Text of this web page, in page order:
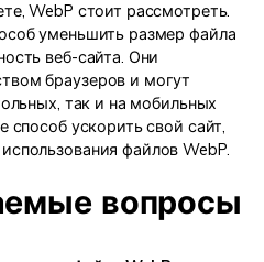
WebP стоит рассмотреть.
уменьшить размер файла
веб-сайта. Они
браузеров и могут
так и на мобильных
способ ускорить свой сайт,
файлов WebP.
вопросы